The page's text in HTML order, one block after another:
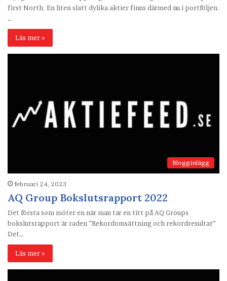
first North. En liten slatt dylika aktier finns därmed nu i portföljen.
…
Läs mer »
Blogginlägg
februari 24, 2023
AQ Group Bokslutsrapport 2022
Det första som möter en när man tar en titt på AQ Groups
bokslutsrapport är raden ”Rekordomsättning och rekordresultat”
Det…
Läs mer »